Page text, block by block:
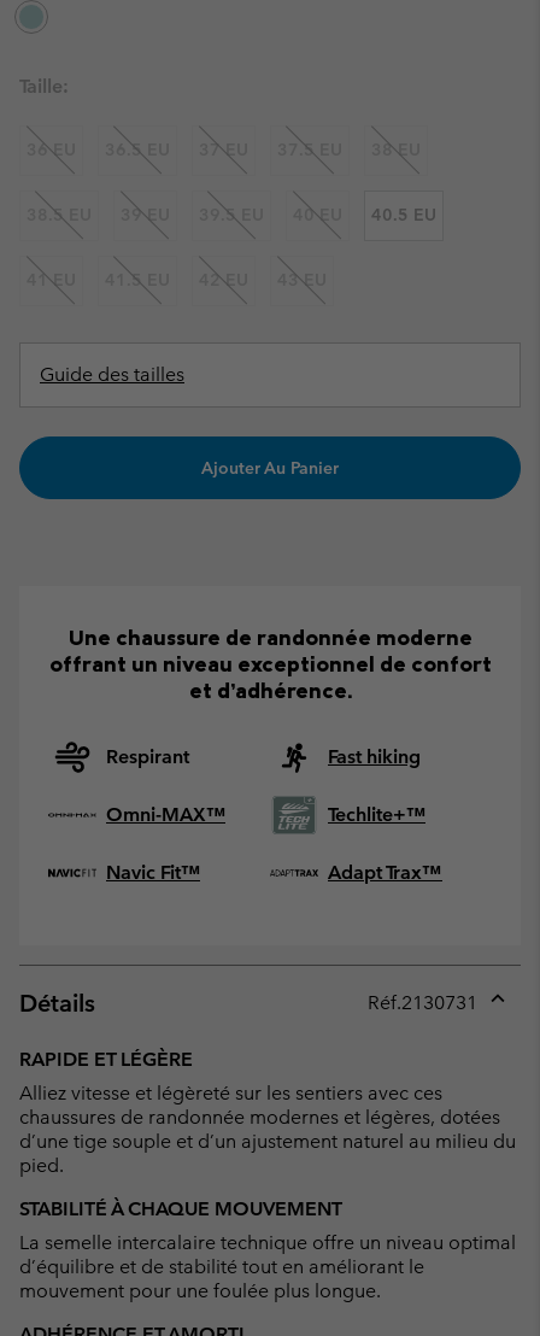
Taille:
36 EU 36.5 EU 37 EU 37.5 EU 38 EU
38.5 EU 39 EU 39.5 EU 40 EU 40.5 EU
41 EU 41.5 EU 42 EU 43 EU
Guide des tailles
Ajouter Au Panier
Une chaussure de randonnée moderne
offrant un niveau exceptionnel de confort
et d’adhérence.
Respirant Fast hiking
Omni-MAX™ Techlite+™
Navic Fit™ Adapt Trax™
Détails Réf.2130731
RAPIDE ET LÉGÈRE
Alliez vitesse et légèreté sur les sentiers avec ces
chaussures de randonnée modernes et légères, dotées
d’une tige souple et d’un ajustement naturel au milieu du
pied.
STABILITÉ À CHAQUE MOUVEMENT
La semelle intercalaire technique offre un niveau optimal
d’équilibre et de stabilité tout en améliorant le
mouvement pour une foulée plus longue.